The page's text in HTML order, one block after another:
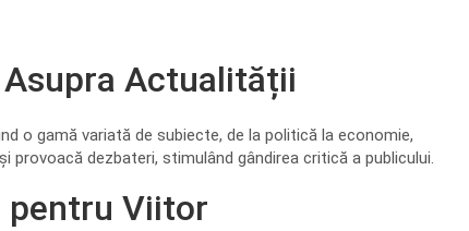
Actualității
o gamă variată de subiecte, de la politică la economie,
dezbateri, stimulând gândirea critică a publicului.
pentru Viitor